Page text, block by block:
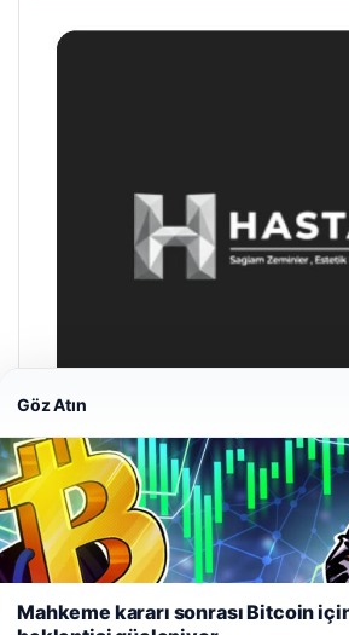
Hastaş Beton
26/05/2026
Web sitemizi nasıl kullandığınızı daha iyi
kullanıyoruz.Çerez Politikamız
Göz Atın
Mahkeme kararı sonrası Bitcoin